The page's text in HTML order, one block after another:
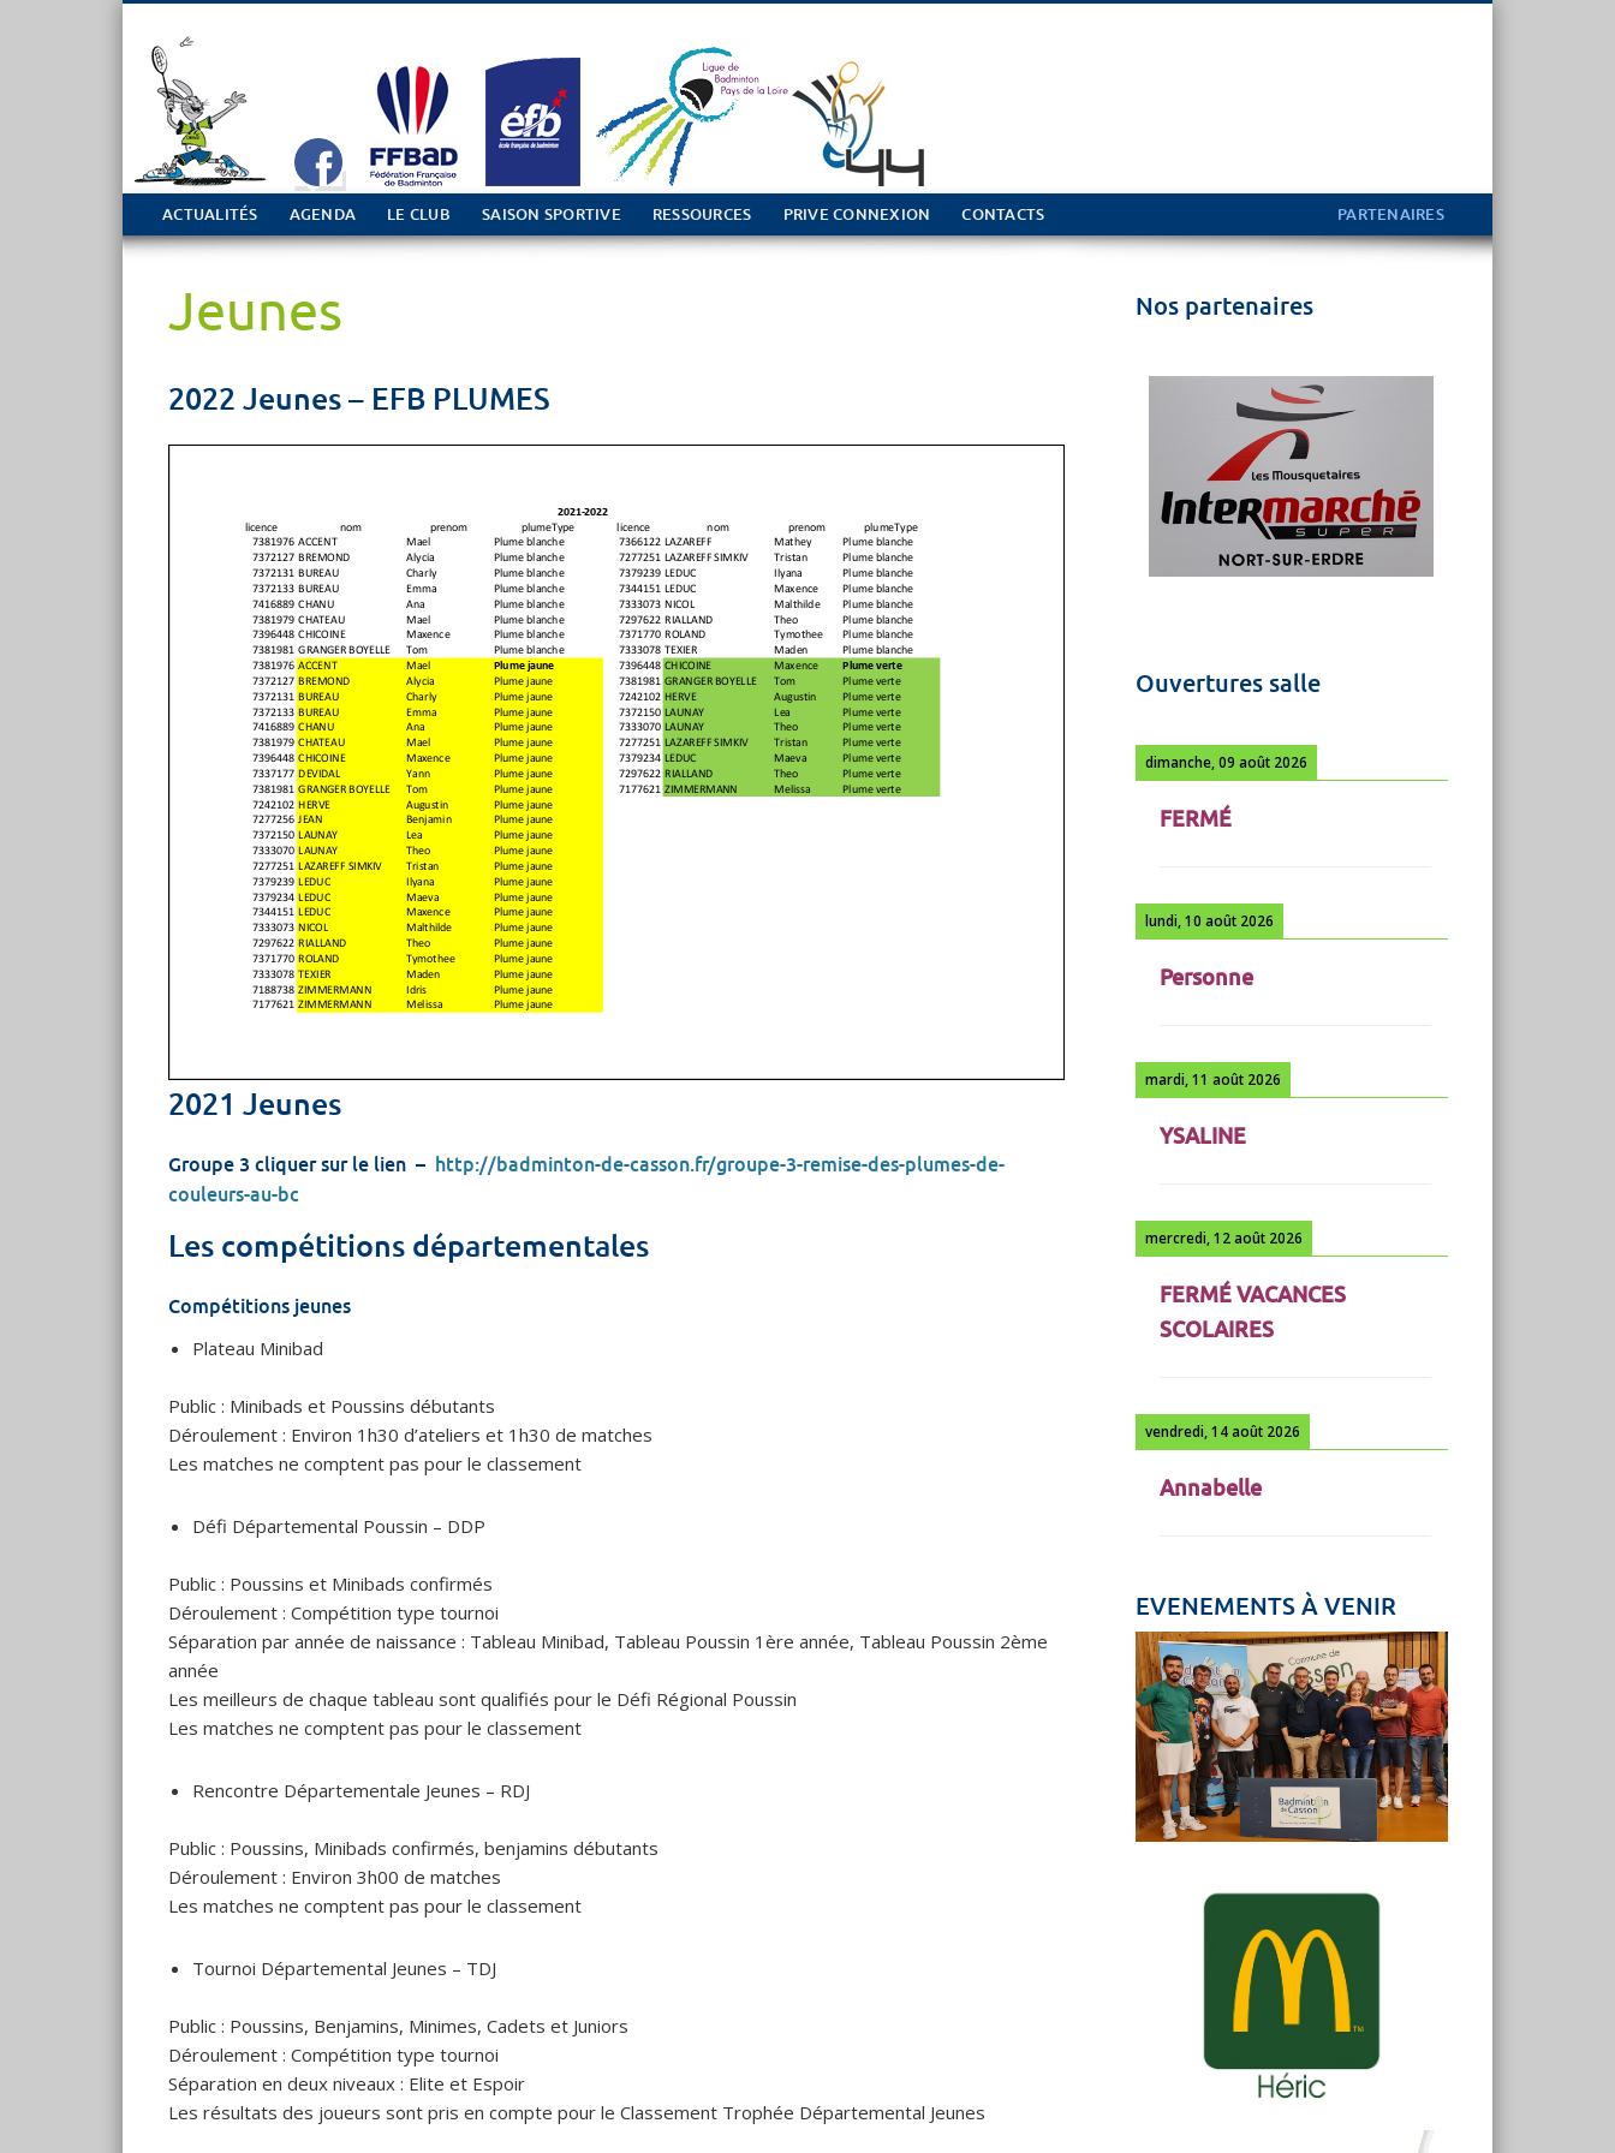
Tout sur le club de Badminton à Casson
ACTUALITÉS AGENDA LE CLUB SAISON SPORTIVE RESSOURCES PRIVE CONNEXION CONTACTS PARTENAIRES
Jeunes
2022 Jeunes – EFB PLUMES
2021 Jeunes
Groupe 3 cliquer sur le lien – http://badminton-de-casson.fr/groupe-3-remise-des-plumes-de-
couleurs-au-bc
Les compétitions départementales
Compétitions jeunes
Plateau Minibad
Public : Minibads et Poussins débutants
Déroulement : Environ 1h30 d’ateliers et 1h30 de matches
Les matches ne comptent pas pour le classement
Défi Départemental Poussin – DDP
Public : Poussins et Minibads confirmés
Déroulement : Compétition type tournoi
Séparation par année de naissance : Tableau Minibad, Tableau Poussin 1ère année, Tableau Poussin 2ème
année
Les meilleurs de chaque tableau sont qualifiés pour le Défi Régional Poussin
Les matches ne comptent pas pour le classement
Rencontre Départementale Jeunes – RDJ
Public : Poussins, Minibads confirmés, benjamins débutants
Déroulement : Environ 3h00 de matches
Les matches ne comptent pas pour le classement
Tournoi Départemental Jeunes – TDJ
Public : Poussins, Benjamins, Minimes, Cadets et Juniors
Déroulement : Compétition type tournoi
Séparation en deux niveaux : Elite et Espoir
Les résultats des joueurs sont pris en compte pour le Classement Trophée Départemental Jeunes
Nos partenaires
Ouvertures salle
dimanche, 09 août 2026
FERMÉ
lundi, 10 août 2026
Personne
mardi, 11 août 2026
YSALINE
mercredi, 12 août 2026
FERMÉ VACANCES
SCOLAIRES
vendredi, 14 août 2026
Annabelle
EVENEMENTS À VENIR